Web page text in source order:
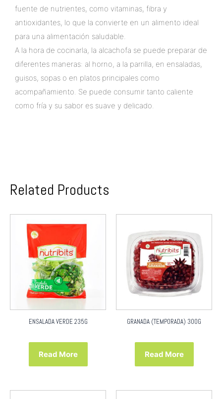
fuente de nutrientes, como vitaminas, fibra y
antioxidantes, lo que la convierte en un alimento ideal
para una alimentación saludable.
A la hora de cocinarla, la alcachofa se puede preparar de
diferentes maneras: al horno, a la parrilla, en ensaladas,
guisos, sopas o en platos principales como
acompañamiento. Se puede consumir tanto caliente
como fría y su sabor es suave y delicado.
Related Products
ENSALADA VERDE 235G
Read More
GRANADA (TEMPORADA) 300G
Read More